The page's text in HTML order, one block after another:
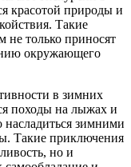
красотой природы и
Такие
не только приносят
окружающего
в зимних
походы на лыжах и
зимними
Такие приключения
но и